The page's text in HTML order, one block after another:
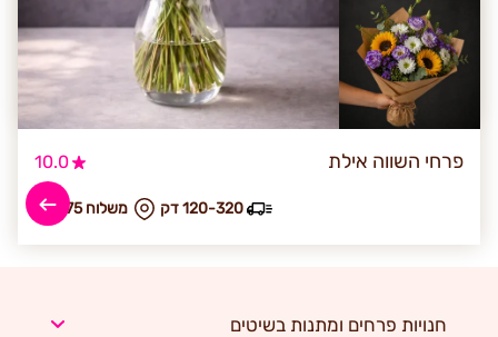
פרחי השווה אילת 10.0
₪ משלוח 275 120-320 דק
חנויות פרחים ומתנות בשיטים